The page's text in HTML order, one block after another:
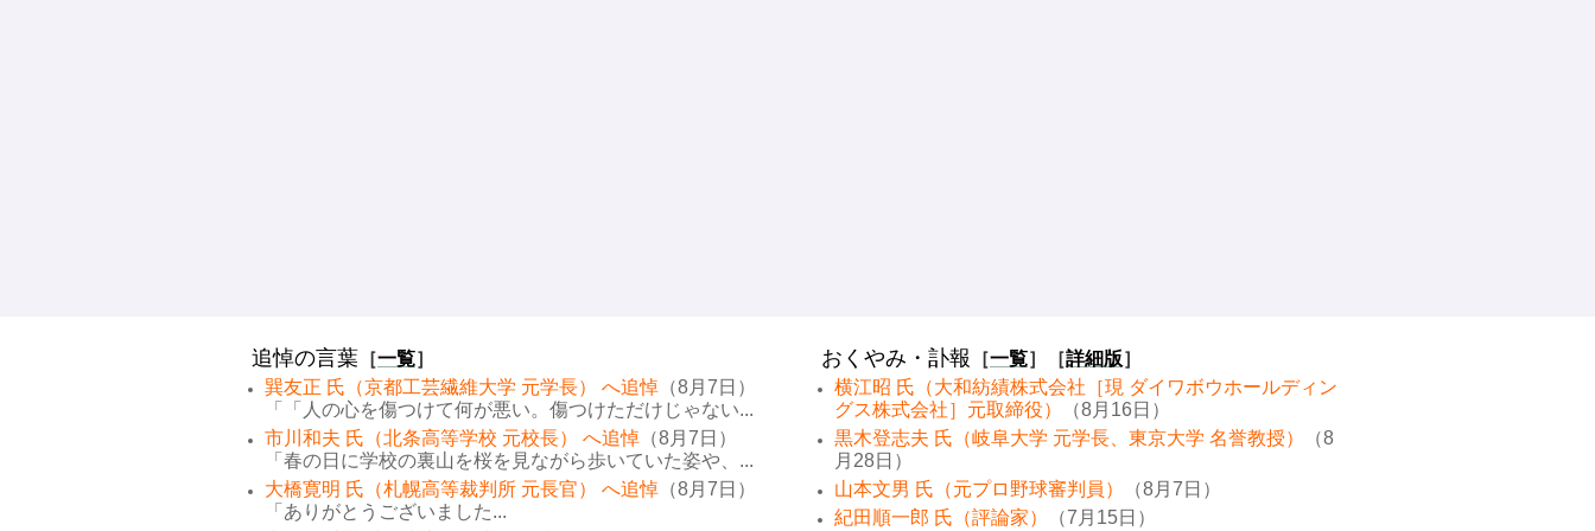
追悼の言葉 ［一覧］
巽友正 氏（京都工芸繊維大学 元学長） へ追悼 （8月7日）
「「人の心を傷つけて何が悪い。傷つけただけじゃない...
市川和夫 氏（北条高等学校 元校長） へ追悼 （8月7日）
「春の日に学校の裏山を桜を見ながら歩いていた姿や、...
大橋寛明 氏（札幌高等裁判所 元長官） へ追悼 （8月7日）
「ありがとうございました...
おくやみ・訃報 ［一覧］［詳細版］
横江昭 氏（大和紡績株式会社［現 ダイワボウホールディン
グス株式会社］元取締役）
（8月16日）
黒木登志夫 氏（岐阜大学 元学長、東京大学 名誉教授）
（8
月28日）
山本文男 氏（元プロ野球審判員）
（8月7日）
紀田順一郎 氏（評論家）
（7月15日）